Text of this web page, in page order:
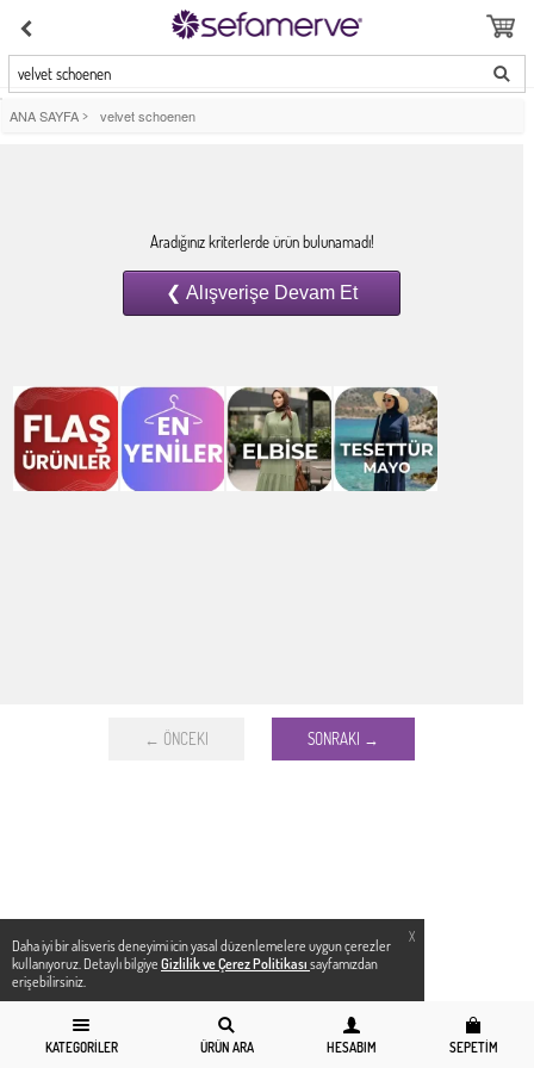
X
Daha iyi bir alisveris deneyimi icin yasal düzenlemelere uygun çerezler
kullanıyoruz. Detaylı bilgiye Gizlilik ve Çerez Politikası sayfamızdan
erişebilirsiniz.
velvet schoenen
KATEGORILER ÜRÜN ARA HESABIM SEPETIM
ANA SAYFA > velvet schoenen
Aradığınız kriterlerde ürün bulunamadı!
← ÖNCEKI SONRAKI →